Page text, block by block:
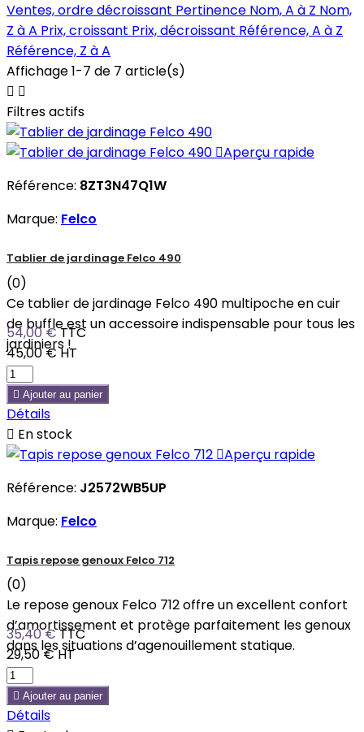
Ventes, ordre décroissant Pertinence Nom, A à Z Nom,
Z à A Prix, croissant Prix, décroissant Référence, A à Z
Référence, Z à A
Affichage 1-7 de 7 article(s)
 
Filtres actifs
Aperçu rapide
Référence: 8ZT3N47Q1W
Marque: Felco
Tablier de jardinage Felco 490
(0)
Ce tablier de jardinage Felco 490 multipoche en cuir
de buffle est un accessoire indispensable pour tous les
jardiniers !
54,00 €TTC
45,00 € HT
 Ajouter au panier
Détails
 En stock
Aperçu rapide
Référence: J2572WB5UP
Marque: Felco
Tapis repose genoux Felco 712
(0)
Le repose genoux Felco 712 offre un excellent confort
d’amortissement et protège parfaitement les genoux
dans les situations d’agenouillement statique.
35,40 €TTC
29,50 €HT
 Ajouter au panier
Détails